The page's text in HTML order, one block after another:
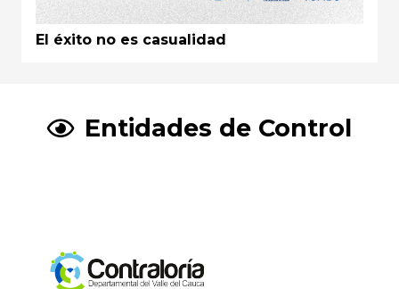
El éxito no es casualidad
Entidades de Control